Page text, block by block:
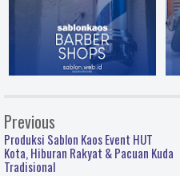
Previous
Produksi Sablon Kaos Event HUT
Kota, Hiburan Rakyat & Pacuan Kuda
Tradisional